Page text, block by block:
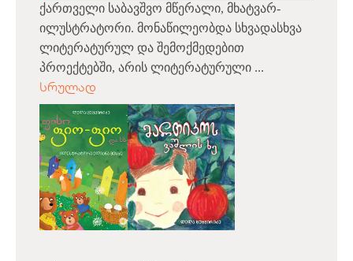
ქართველი საბავშვო მწერალი, მხატვარ-
ილუსტრატორი. მონაწილეობდა სხვადასხვა
ლიტერატურულ და შემოქმედებით
პროექტებში, არის ლიტერატურული ...
სრულად